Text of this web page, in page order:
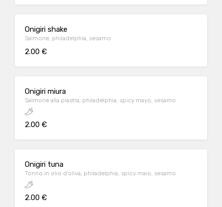
Onigiri shake
Salmone, philadelphia, sesamo
2.00 €
Onigiri miura
Salmone alla piastra, philadelphia, spicy mayo, sesamo
2.00 €
Onigiri tuna
Tonno in olio d’oliva, philadelphia, spicy maio, sesamo
2.00 €